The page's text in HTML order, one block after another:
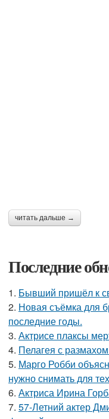
читать дальше →
Последние
1. Бывший пришёл к
2. Новая съёмка для
последние годы.
3. Актрисе плаксы
4. Пелагея с
5. Марго Робби
нужно снимать для
6. Актриса Ирина
7. 57-Летний актер